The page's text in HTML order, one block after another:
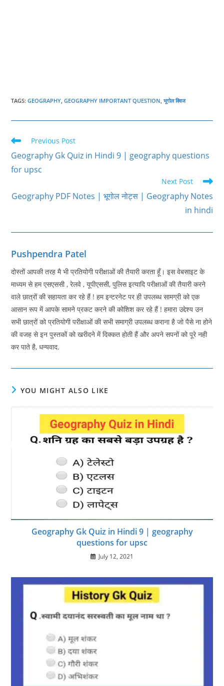
TAGS:GEOGRAPHY, GEOGRAPHY IMPORTANT QUESTION, भूगोल क्विज
Read
articles
Previous Post
Geography Gk Quiz in Hindi 9 | geography questions
for upsc
Next Post
Geography PDF Notes | भूगोल नोट्स | Geography Notes
in hindi
Pushpendra Patel
दोस्तों आपकी तरह मै भी प्रतियोगी परीक्षाओं की तैयारी करता हूँ। इस वेबसाइट के
माध्यम से हम एसएससी , रेलवे , यूपीएससी, पुलिस इत्यादि परीक्षाओं की तैयारी करने
वाले छात्रों की सहायता कर रहे हैं ! हम इन्टरनेट पर ही उपलब्ध सामग्री को एक
आसान रूप में आपके सामने प्रकट करने की कोशिश कर रहे हैं ! हमारा उद्देश्य उन
सभी छात्रों को प्रतियोगी परीक्षाओं की सभी समाग्री उपलब्ध कराना है जो पैसे ना होने
की वजह से इन पुस्तकों को खरीदने में दिक्कत होती हैं और अपने सपनों को पूरे नही
कर पाते है, धन्यवाद.
YOU MIGHT ALSO LIKE
Geography Gk Quiz in Hindi 9 | geography
questions for upsc
July 12, 2021